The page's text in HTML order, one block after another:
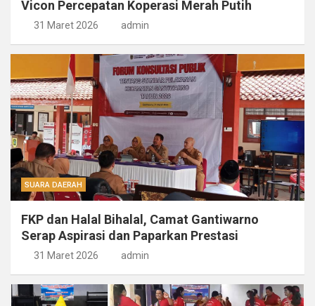
Vicon Percepatan Koperasi Merah Putih
31 Maret 2026 admin
SUARA DAERAH
FKP dan Halal Bihalal, Camat Gantiwarno
Serap Aspirasi dan Paparkan Prestasi
31 Maret 2026 admin